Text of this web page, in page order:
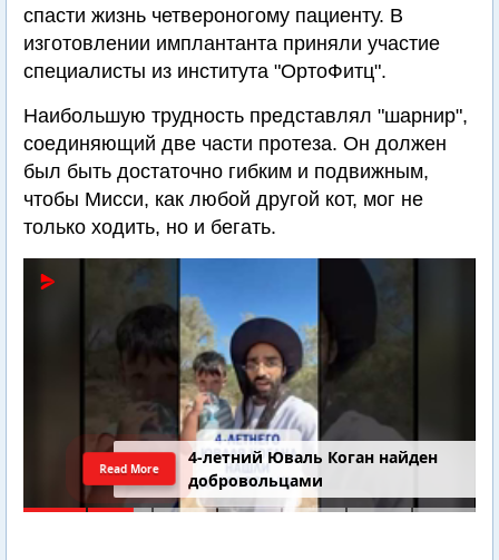
спасти жизнь четвероногому пациенту. В
изготовлении имплантанта приняли участие
специалисты из института "ОртоФитц".
Наибольшую трудность представлял "шарнир",
соединяющий две части протеза. Он должен
был быть достаточно гибким и подвижным,
чтобы Мисси, как любой другой кот, мог не
только ходить, но и бегать.
4-летний Юваль Коган найден
добровольцами
Read More